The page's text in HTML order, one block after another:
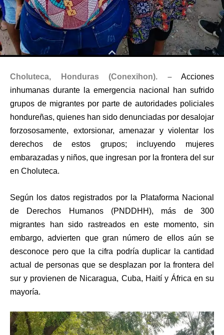
Choluteca, Honduras (Conexihon). –Acciones
inhumanas durante la emergencia nacional han sufrido
grupos de migrantes por parte de autoridades policiales
hondureñas, quienes han sido denunciadas por desalojar
forzososamente, extorsionar, amenazar y violentar los
derechos de estos grupos; incluyendo mujeres
embarazadas y niños, que ingresan por la frontera del sur
en Choluteca.
Según los datos registrados por la Plataforma Nacional
de Derechos Humanos (PNDDHH), más de 300
migrantes han sido rastreados en este momento, sin
embargo, advierten que gran número de ellos aún se
desconoce pero que la cifra podría duplicar la cantidad
actual de personas que se desplazan por la frontera del
sur y provienen de Nicaragua, Cuba, Haití y África en su
mayoría.